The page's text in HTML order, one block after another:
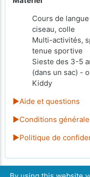
Cours de
ciseau, colle
Multi-activités,
tenue sportive
Sieste des 3-5
(dans un sac) -
Kiddy
►Aide et questions
►Conditions
►Politique de